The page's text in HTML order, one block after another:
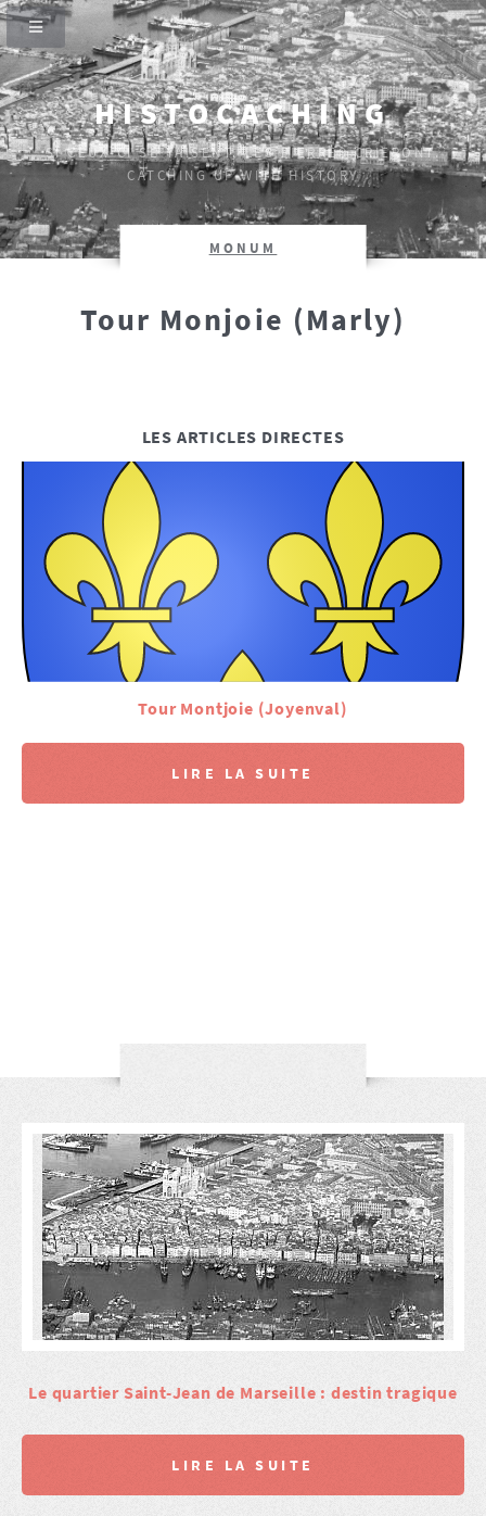
HISTOCACHING
SI CEUX-CI SE TAISENT, LES PIERRES CRIERONT.
CATCHING UP WITH HISTORY
MONUM
Tour Monjoie (Marly)
LES ARTICLES DIRECTES
Tour Montjoie (Joyenval)
LIRE LA SUITE
Le quartier Saint-Jean de Marseille : destin tragique
LIRE LA SUITE